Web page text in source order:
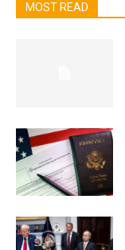
MOST READ